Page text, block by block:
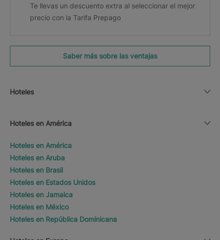
Te llevas un descuento extra al seleccionar el mejor
precio con la Tarifa Prepago
Saber más sobre las ventajas
Hoteles
Hoteles en América
Hoteles en América
Hoteles en Aruba
Hoteles en Brasil
Hoteles en Estados Unidos
Hoteles en Jamaica
Hoteles en México
Hoteles en República Dominicana